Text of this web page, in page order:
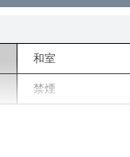
和室
禁煙